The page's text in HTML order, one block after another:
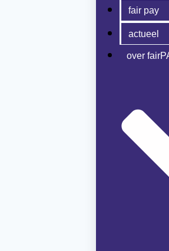
fair pay
actueel
over